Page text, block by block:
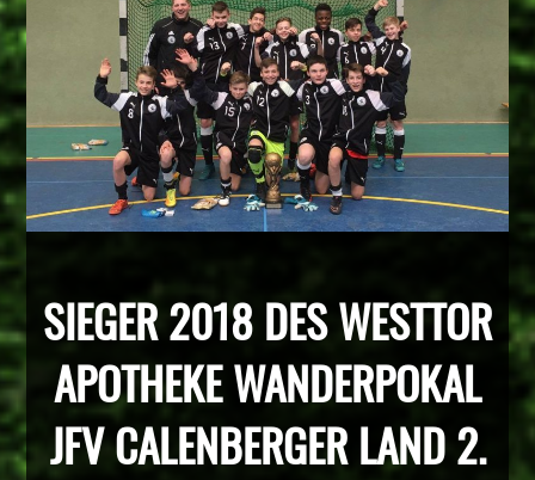
SIEGER 2018 DES WESTTOR
APOTHEKE WANDERPOKAL
JFV CALENBERGER LAND 2.